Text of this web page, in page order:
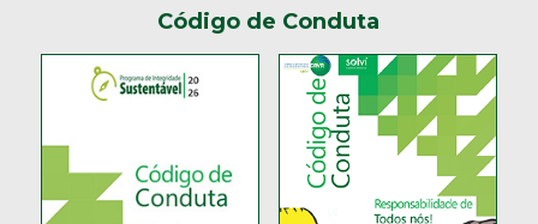
Código de Conduta